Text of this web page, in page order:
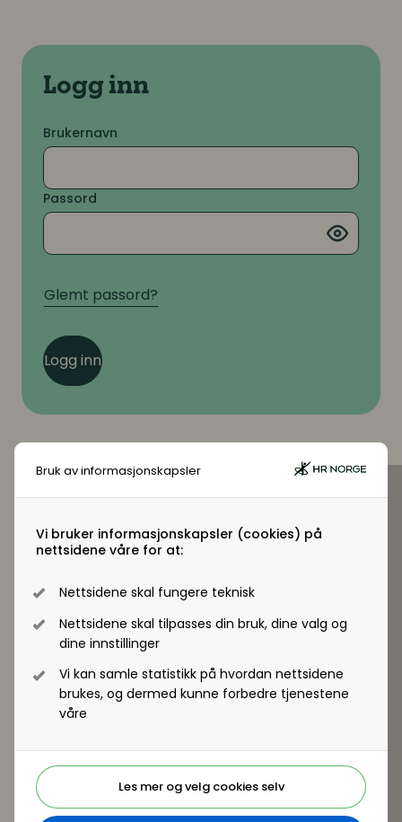
Bruk av informasjonskapsler
Vi bruker informasjonskapsler (cookies) på
nettsidene våre for at:
Nettsidene skal fungere teknisk
Nettsidene skal tilpasses din bruk, dine valg og
dine innstillinger
Vi kan samle statistikk på hvordan nettsidene
brukes, og dermed kunne forbedre tjenestene
våre
Les mer og velg cookies selv
Logg inn
Brukernavn
Passord
Glemt passord?
Logg inn
Virksomhetsmedlem?
Jobber du i en virksomhet som er
virksomhetsmedlem i HR Norge får alle
medlemsfordeler.
Registrer deg - Få tilgang
Er du ikke medlem?